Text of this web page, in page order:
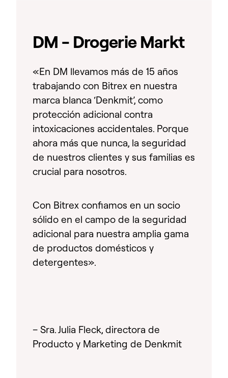
DM - Drogerie Markt
«En DM llevamos más de 15 años
trabajando con Bitrex en nuestra
marca blanca ‘Denkmit’, como
protección adicional contra
intoxicaciones accidentales. Porque
ahora más que nunca, la seguridad
de nuestros clientes y sus familias es
crucial para nosotros.
Con Bitrex confiamos en un socio
sólido en el campo de la seguridad
adicional para nuestra amplia gama
de productos domésticos y
detergentes».
– Sra. Julia Fleck, directora de
Producto y Marketing de Denkmit